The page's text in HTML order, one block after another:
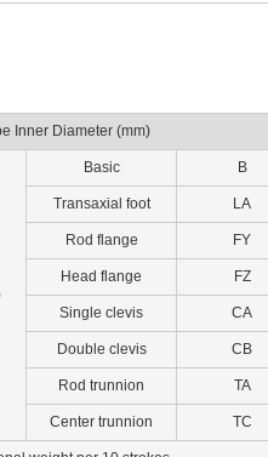
Inner Diameter (mm)
Basic B
Transaxial foot LA
Rod flange FY
Head flange FZ
Single clevis CA
Double clevis CB
Rod trunnion TA
Center trunnion TC